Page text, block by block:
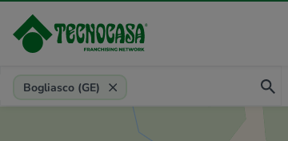
Provincia, comune, zona, riferimento
Bogliasco (GE)